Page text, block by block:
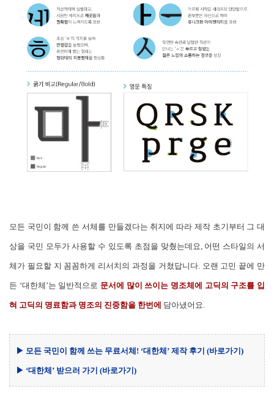
모든 국민이 함께 쓴 서체를 만들겠다는 취지에 따라 제작 초기부터 그 대
상을 국민 모두가 사용할 수 있도록 초점을 맞췄는데요, 어떤 스타일의 서
체가 필요할 지 꼼꼼하게 리서치의 과정을 거쳤답니다. 오랜 고민 끝에 만
든 ‘대한체’는 일반적으로 문서에 많이 쓰이는 명조체에 고딕의 구조를 입
혀 고딕의 명료함과 명조의 진중함을 한번에 담아냈어요.
▶ 모든 국민이 함께 쓰는 무료서체! ‘대한체’ 제작 후기 (바로가기)
▶ ‘대한체’ 받으러 가기 (바로가기)